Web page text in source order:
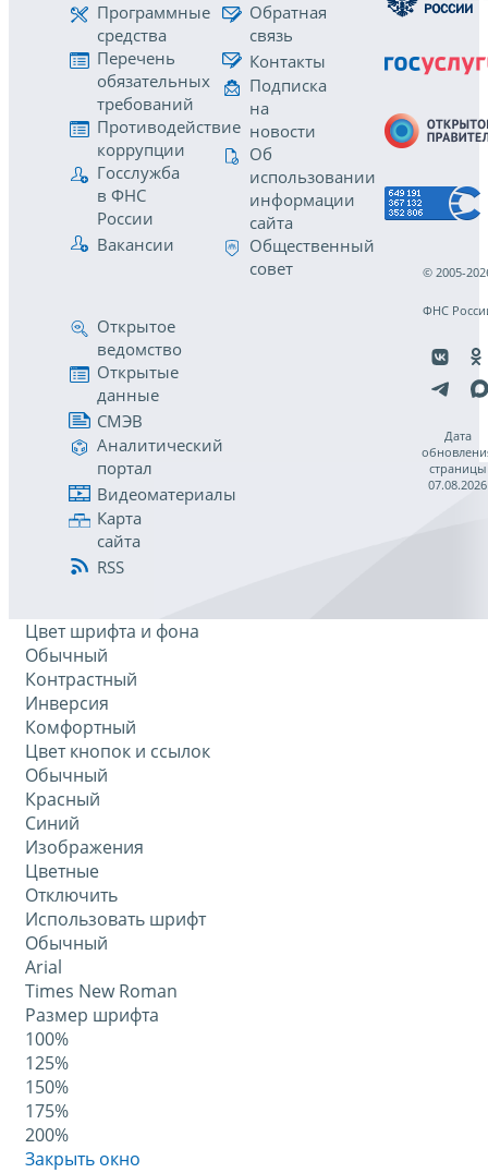
Программные
средства
Перечень
обязательных
требований
Противодействие
коррупции
Госслужба
в ФНС
России
Вакансии
Обратная
связь
Контакты
Подписка
на
новости
Об
использовании
информации
сайта
Общественный
совет
Открытое
ведомство
Открытые
данные
СМЭВ
Аналитический
портал
Видеоматериалы
Карта
сайта
RSS
© 2005-
ФНС
Дата
страницы
07.08.2026
Цвет шрифта и фона
Обычный
Контрастный
Инверсия
Комфортный
Цвет кнопок и ссылок
Обычный
Красный
Синий
Изображения
Цветные
Отключить
Использовать шрифт
Обычный
Arial
Times New Roman
Размер шрифта
100%
125%
150%
175%
200%
Закрыть окно